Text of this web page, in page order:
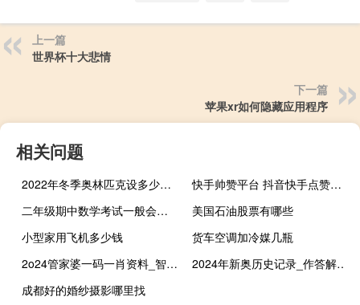
上一篇
世界杯十大悲情
下一篇
苹果xr如何隐藏应用程序
相关问题
2022年冬季奥林匹克设多少项 2022年冬奥会奖牌数
快手帅赞平台 抖音快手点赞零钱提出(快手获赞赚钱吗)
二年级期中数学考试一般会考哪些内容呢 二年级数学下册期中试卷
美国石油股票有哪些
小型家用飞机多少钱
货车空调加冷媒几瓶
2o24管家婆一码一肖资料_智能AI深度解析_AI助手版g12.64.295
2024年新奥历史记录_作答解释落实_iPhone版v17.69.40
成都好的婚纱摄影哪里找